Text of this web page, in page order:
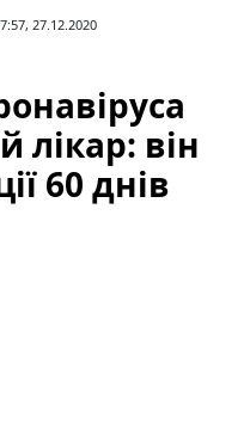
27.12.2020
лікар: він
60 днів